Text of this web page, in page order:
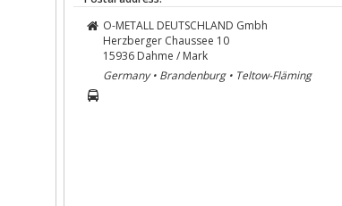
O-METALL DEUTSCHLAND Gmbh
Herzberger Chaussee 10
15936 Dahme / Mark
Germany • Brandenburg • Teltow-Fläming